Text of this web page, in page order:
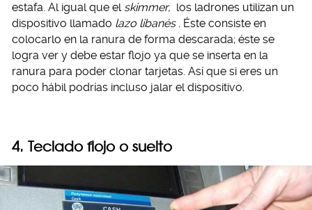
estafa. Al igual que el skimmer, los ladrones utilizan un
dispositivo llamado lazo libanés . Éste consiste en
colocarlo en la ranura de forma descarada; éste se
logra ver y debe estar flojo ya que se inserta en la
ranura para poder clonar tarjetas. Así que si eres un
poco hábil podrías incluso jalar el dispositivo.
4. Teclado flojo o suelto